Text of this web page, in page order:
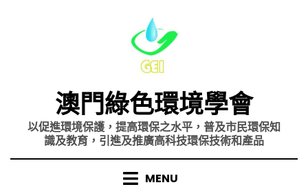
澳門綠色環境學會
以促進環境保護，提高環保之水平，普及市民環保知
識及教育，引進及推廣高科技環保技術和產品
MENU